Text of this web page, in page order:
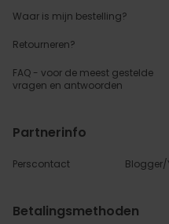
Waar is mijn bestelling?
Retourneren?
FAQ - voor de meest gestelde
vragen en antwoorden
Partnerinfo
Perscontact Blogger/
Betalingsmethoden